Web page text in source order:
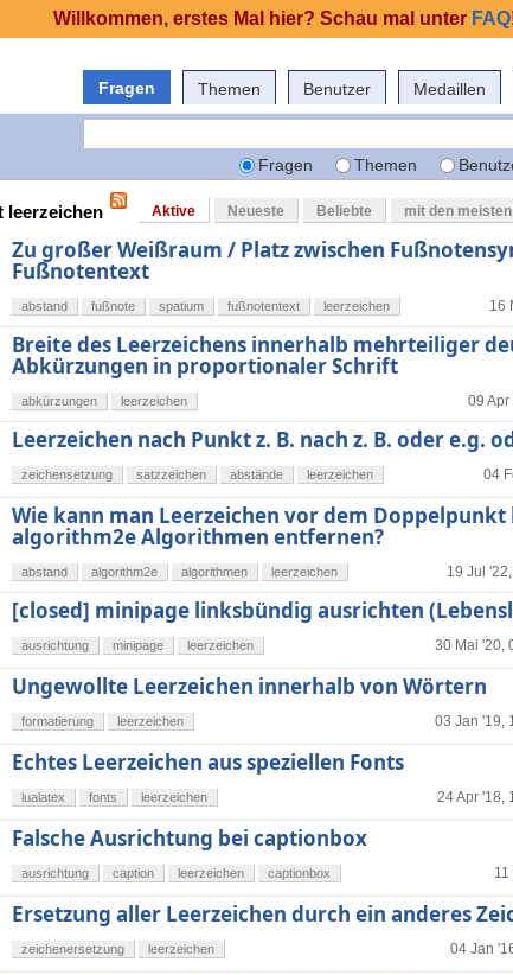
Fragen Themen Benutzer Medaillen
Fragen Themen
leerzeichen Aktive Neueste Beliebte mit den
Zu großer Weißraum / Platz zwischen
Fußnotentext
16
abstand fußnote spatium fußnotentext leerzeichen
Breite des Leerzeichens innerhalb mehrteiliger
Abkürzungen in proportionaler Schrift
09 Apr
abkürzungen leerzeichen
Leerzeichen nach Punkt z. B. nach z. B. oder e.g.
04
zeichensetzung satzzeichen abstände leerzeichen
Wie kann man Leerzeichen vor dem Doppelpunkt
algorithm2e Algorithmen entfernen?
19 Jul
abstand algorithm2e algorithmen leerzeichen
[closed] minipage linksbündig ausrichten
30 Mai '20,
ausrichtung minipage leerzeichen
Ungewollte Leerzeichen innerhalb von Wörtern
03 Jan '19,
formatierung leerzeichen
Echtes Leerzeichen aus speziellen Fonts
24 Apr '18,
lualatex fonts leerzeichen
Falsche Ausrichtung bei captionbox
ausrichtung caption leerzeichen captionbox
Ersetzung aller Leerzeichen durch ein anderes
04 Jan
zeichenersetzung leerzeichen
Willkommen, erstes Mal hier? Schau mal unter FAQ